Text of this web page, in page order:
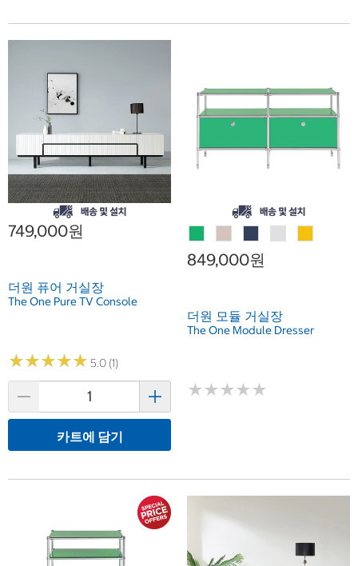
749,000원
더원 퓨어 거실장
The One Pure TV Console
★★★★★
★★★★★ 5.0 (1)
카트에 담기
849,000원
더원 모듈 거실장
The One Module Dresser
★★★★★
★★★★★